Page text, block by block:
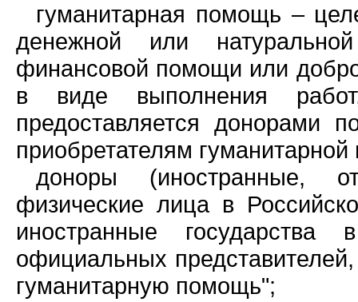
гуманитарная помощь –
денежной или
финансовой помощи или
в виде выполнения
предоставляется донорами
приобретателям
доноры (иностранные,
физические лица в
иностранные
официальных
гуманитарную помощь";